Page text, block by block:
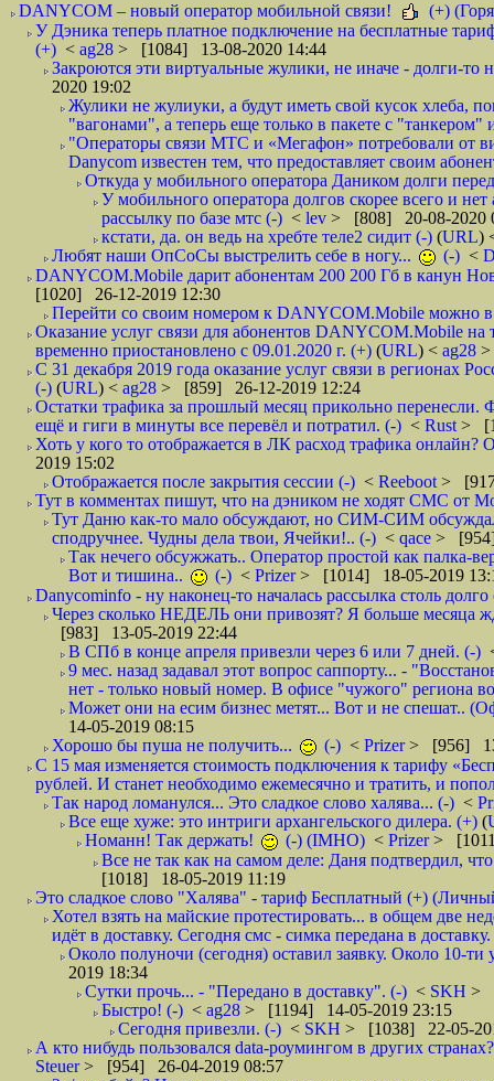
DANYCOM – новый оператор мобильной связи!
(+)
У Дэника теперь платное подключение на бесплатные
(+) < ag28 > [1084] 13-08-2020 14:44
Закроются эти виртуальные жулики, не иначе - долги-то
2020 19:02
Жулики не жулиуки, а будут иметь свой кусок хлеба,
"вагонами", а теперь еще только в пакете с
"Операторы связи МТС и «Мегафон» потребовали от
Danycom известен тем, что предоставляет своим
Откуда у мобильного оператора Даником долги
У мобильного оператора долгов скорее всего и
рассылку по базе мтс (-) < lev > [808] 20-08-2020
кстати, да. он ведь на хребте теле2 сидит (-) (URL)
Любят наши ОпСоСы выстрелить себе в ногу...
(-) <
DANYCOM.Mobile дарит абонентам 200 200 Гб в канун
[1020] 26-12-2019 12:30
Перейти со своим номером к DANYCOM.Mobile можно в
Оказание услуг связи для абонентов DANYCOM.Mobile
временно приостановлено с 09.01.2020 г. (+) (URL) < ag28 >
С 31 декабря 2019 года оказание услуг связи в регионах
(-) (URL) < ag28 > [859] 26-12-2019 12:24
Остатки трафика за прошлый месяц прикольно
ещё и гиги в минуты все перевёл и потратил. (-) < Rust >
Хоть у кого то отображается в ЛК расход трафика
2019 15:02
Отображается после закрытия сессии (-) < Reeboot >
Тут в комментах пишут, что на дэником не ходят СМС от
Тут Даню как-то мало обсуждают, но СИМ-СИМ
сподручнее. Чудны дела твои, Ячейки!.. (-) < qace > [954]
Так нечего обсужжать.. Оператор простой как палка-
Вот и тишина..
(-) < Prizer> [1014] 18-05-2019
Danycominfo - ну наконец-то началась рассылка столь
Через сколько НЕДЕЛЬ они привозят? Я больше месяца
[983] 13-05-2019 22:44
В СПб в конце апреля привезли через 6 или 7 дней. (-)
9 мес. назад задавал этот вопрос саппорту... -
нет - только новый номер. В офисе "чужого" региона
Может они на есим бизнес метят... Вот и не спешат..
14-05-2019 08:15
Хорошо бы пуша не получить...
(-) < Prizer> [956]
С 15 мая изменяется стоимость подключения к тарифу
рублей. И станет необходимо ежемесячно и тратить, и
Так народ ломанулся... Это сладкое слово халява... (-) <
Все еще хуже: это интриги архангельского дилера. (+) (
Номанн! Так держать!
(-) (IMHO) < Prizer>
Все не так как на самом деле: Даня подтвердил,
[1018] 18-05-2019 11:19
Это сладкое слово "Халява" - тариф Бесплатный (+)
Хотел взять на майские протестировать... в общем две
идёт в доставку. Сегодня смс - симка передана в
Около полуночи (сегодня) оставил заявку. Около 10-ти
2019 18:34
Сутки прочь... - "Передано в доставку". (-) < SKH >
Быстро! (-) < ag28 > [1194] 14-05-2019 23:15
Сегодня привезли. (-) < SKH > [1038] 22-05-
А кто нибудь пользовался data-роумингом в других
Steuer> [954] 26-04-2019 08:57